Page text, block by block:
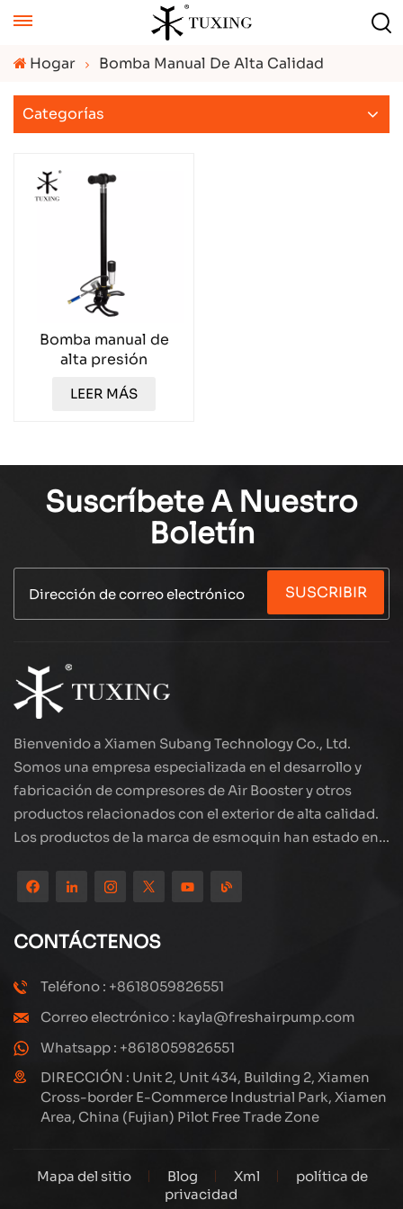
Hogar Bomba Manual De Alta Calidad
Categorías
Bomba manual de
alta presión
LEER MÁS
Suscríbete A Nuestro
Boletín
SUSCRIBIR
Bienvenido a Xiamen Subang Technology Co., Ltd.
Somos una empresa especializada en el desarrollo y
fabricación de compresores de Air Booster y otros
productos relacionados con el exterior de alta calidad.
Los productos de la marca de esmoquin han estado en
ubicada en el hermoso paisaje de la ciudad costera:
Xiamen, nuestros productos se exportan a más de 80
países y regiones, con una excelente calidad ha ganado
una amplia reputación internacional. Subang
Technology tiene un equipo de ventas profesional y un
estamos explorando y estudiando cómo actualizar
continuamente nuestros productos a través de la
innovación para satisfacer las crecientes necesidades
de los clientes. El enfoque central de la compañía en la
producción y fabricación de compresores de alta
productos. Cada producto que producimos, incluidas
CONTÁCTENOS
Teléfono : +8618059826551
Correo electrónico : kayla@freshairpump.com
Whatsapp : +8618059826551
DIRECCIÓN : Unit 2, Unit 434, Building 2, Xiamen
Cross-border E-Commerce Industrial Park, Xiamen
Area, China (Fujian) Pilot Free Trade Zone
Mapa del sitio Blog Xml
política de
privacidad